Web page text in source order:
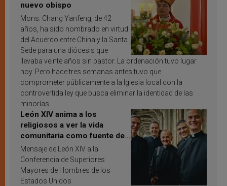
nuevo obispo
Mons. Chang Yanfeng, de 42
años, ha sido nombrado en virtud
del Acuerdo entre China y la Santa
Sede para una diócesis que
llevaba veinte años sin pastor. La ordenación tuvo lugar
hoy. Pero hace tres semanas antes tuvo que
comprometer públicamente a la Iglesia local con la
controvertida ley que busca eliminar la identidad de las
minorías.
León XIV anima a los
religiosos a ver la vida
comunitaria como fuente de
inspiración y santificación
Mensaje de León XIV a la
Conferencia de Superiores
Mayores de Hombres de los
Estados Unidos